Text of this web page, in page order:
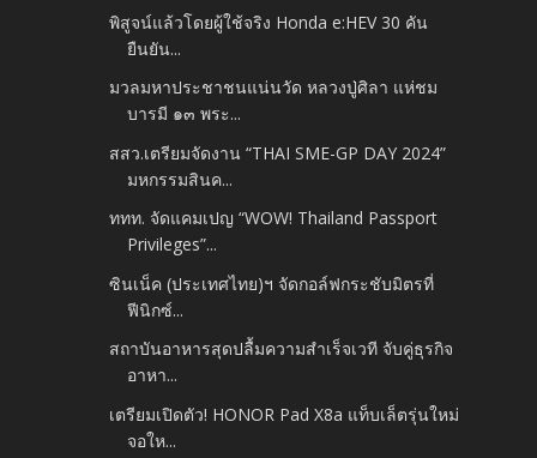
พิสูจน์แล้วโดยผู้ใช้จริง Honda e:HEV 30 คัน
ยืนยัน...
มวลมหาประชาชนแน่นวัด หลวงปู่ศิลา แห่ชม
บารมี ๑๓ พระ...
สสว.เตรียมจัดงาน “THAI SME-GP DAY 2024”
มหกรรมสินค...
ททท. จัดแคมเปญ “WOW! Thailand Passport
Privileges”...
ซินเน็ค (ประเทศไทย)ฯ จัดกอล์ฟกระชับมิตรที่
ฟีนิกซ์...
สถาบันอาหารสุดปลื้มความสำเร็จเวที จับคู่ธุรกิจ
อาหา...
เตรียมเปิดตัว! HONOR Pad X8a แท็บเล็ตรุ่นใหม่
จอให...